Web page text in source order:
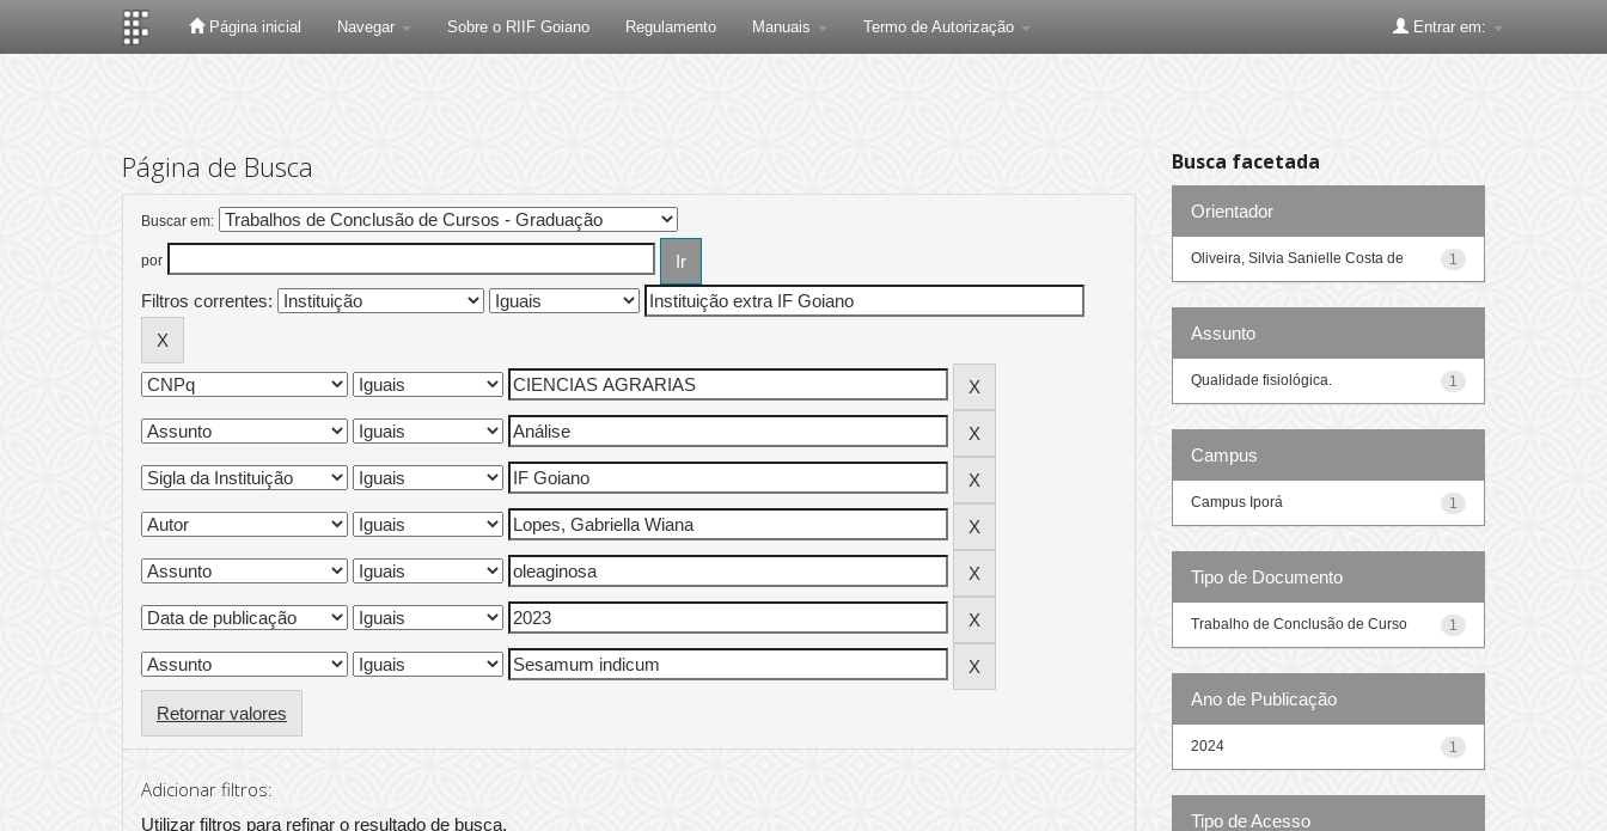
Página inicial Navegar Sobre o RIIF Goiano Regulamento Manuais Termo de Autorização Entrar em:
Página de Busca
Buscar em:
por
Filtros correntes:
Retornar valores
Adicionar filtros:
Utilizar filtros para refinar o resultado de busca.
Busca facetada
Orientador
1
Oliveira, Silvia Sanielle Costa de
Assunto
1
Qualidade fisiológica.
Campus
1
Campus Iporá
Tipo de Documento
1
Trabalho de Conclusão de Curso
Ano de Publicação
1
2024
Tipo de Acesso